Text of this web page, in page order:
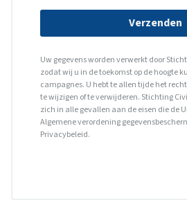
Verzenden
Uw gegevens worden verwerkt door
zodat wij u in de toekomst op de hoogte
campagnes. U hebt te allen tijde het
te wijzigen of te verwijderen. Stichting
zich in alle gevallen aan de eisen die de
Algemene verordening
Privacybeleid.